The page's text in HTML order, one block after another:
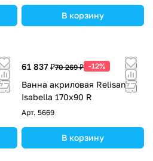
В корзину
61 837 ₽70 269 ₽ -12%
Ванна акриловая Relisan
Isabella 170х90 R
Арт. 5669
В корзину